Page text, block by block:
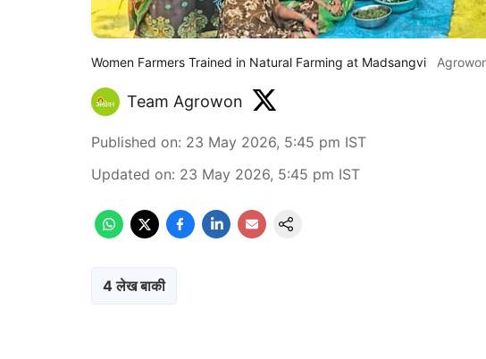
Women Farmers Trained in Natural Farming at Madsangvi
Team Agrowon
Published on: 23 May 2026, 5:45 pm IST
Updated on: 23 May 2026, 5:45 pm IST
4 लेख बाकी